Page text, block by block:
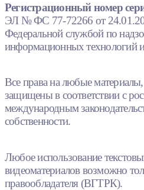
Регистрационный номер
ЭЛ № ФС 77-72266 от
Федеральной службой по
информационных технологий
Все права на любые
защищены в соответствии с
международным
собственности.
Любое использование
видеоматериалов возможно
правообладателя (ВГТРК).